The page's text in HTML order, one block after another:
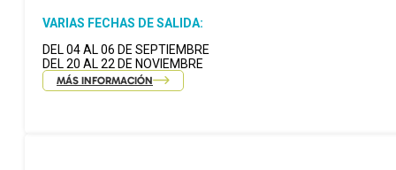
VARIAS FECHAS DE SALIDA:
DEL 04 AL 06 DE SEPTIEMBRE
DEL 20 AL 22 DE NOVIEMBRE
MÁS INFORMACIÓN